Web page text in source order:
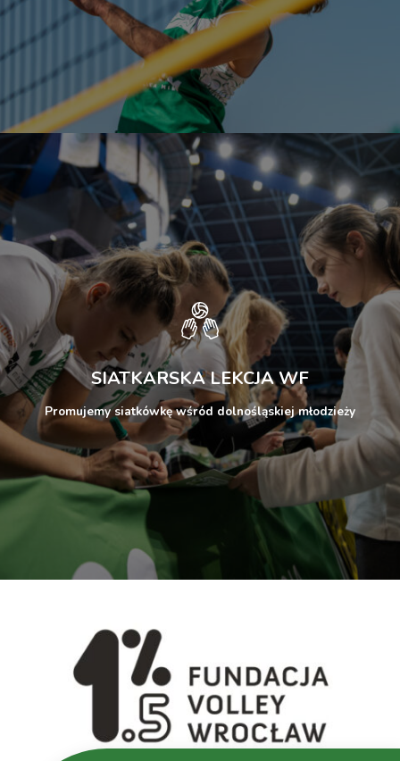
0 - 3
EcoHarpoon
NOWEL LOS
Nowy Dwór
Mazowiecki vs
Sokół &amp;
Hagric Mogilno
2 - 3
ŁKS
Commercecon
Łódź vs BKS
BOSTIK ZGO
Bielsko-Biała
3 - 1
ITA TOOLS
STAL Mielec vs
MOYA Radomka
Radom
0 - 3
PGE Budowlani
Łódź vs UNI
Opole
16:00:00 0 - 3
#VolleyWrocław
vs KS
DevelopRes
Rzeszów
Polsat
Sport
Extra
3
LOTTO Chemik
Police
#VolleyWrocław
Polsat
SIATKARSKA LEKCJA WF
Promujemy siatkówkę wśród dolnośląskiej młodzieży